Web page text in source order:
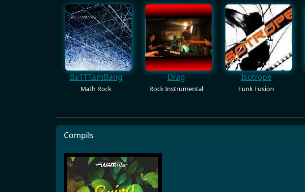
BaTTTamBang
Math Rock
Drag
Rock Instrumental
Isotrope
Funk Fusion
Compils